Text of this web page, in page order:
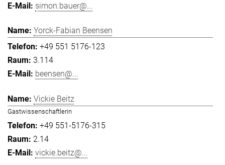
simon.bauer@...
Yorck-Fabian Beensen
+49 551 5176-123
3.114
beensen@...
Vickie Beitz
Gastwissenschaftlerin
+49 551-5176-315
2.14
vickie.beitz@...